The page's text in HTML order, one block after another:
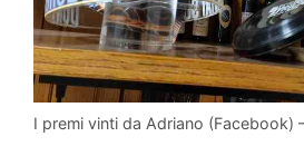
I premi vinti da Adriano (Facebook)